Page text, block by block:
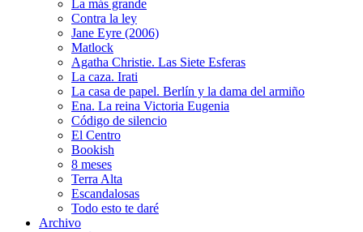
La más grande
Contra la ley
Jane Eyre (2006)
Matlock
Agatha Christie. Las Siete Esferas
La caza. Irati
La casa de papel. Berlín y la dama del armiño
Ena. La reina Victoria Eugenia
Código de silencio
El Centro
Bookish
8 meses
Terra Alta
Escandalosas
Todo esto te daré
Archivo